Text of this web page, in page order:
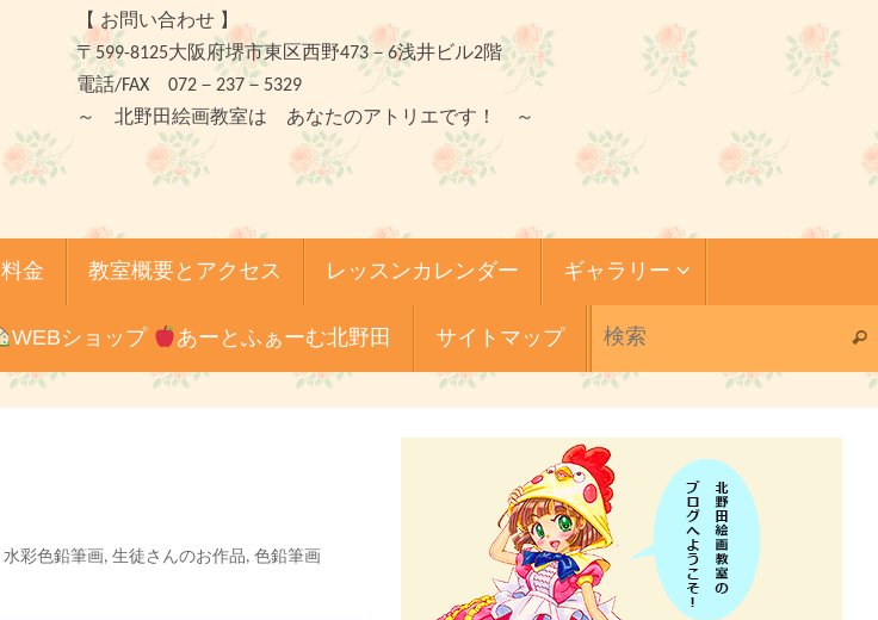
【 お問い合わせ 】
〒599-8125大阪府堺市東区西野473－6浅井ビル2階
電話/FAX 072－237－5329
～ 北野田絵画教室は あなたのアトリエです！ ～
料金 教室概要とアクセス レッスンカレンダー ギャラリー
WEBショップ あーとふぁーむ北野田 サイトマップ 検
水彩色鉛筆画, 生徒さんのお作品, 色鉛筆画